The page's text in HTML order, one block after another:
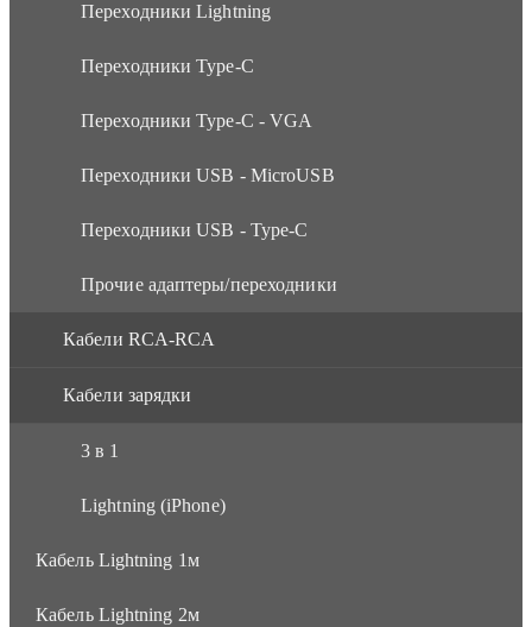
Переходники Lightning
Переходники Type-C
Переходники Type-C - VGA
Переходники USB - MicroUSB
Переходники USB - Type-C
Прочие адаптеры/переходники
Кабели RCA-RCA
Кабели зарядки
3 в 1
Lightning (iPhone)
Кабель Lightning 1м
Кабель Lightning 2м